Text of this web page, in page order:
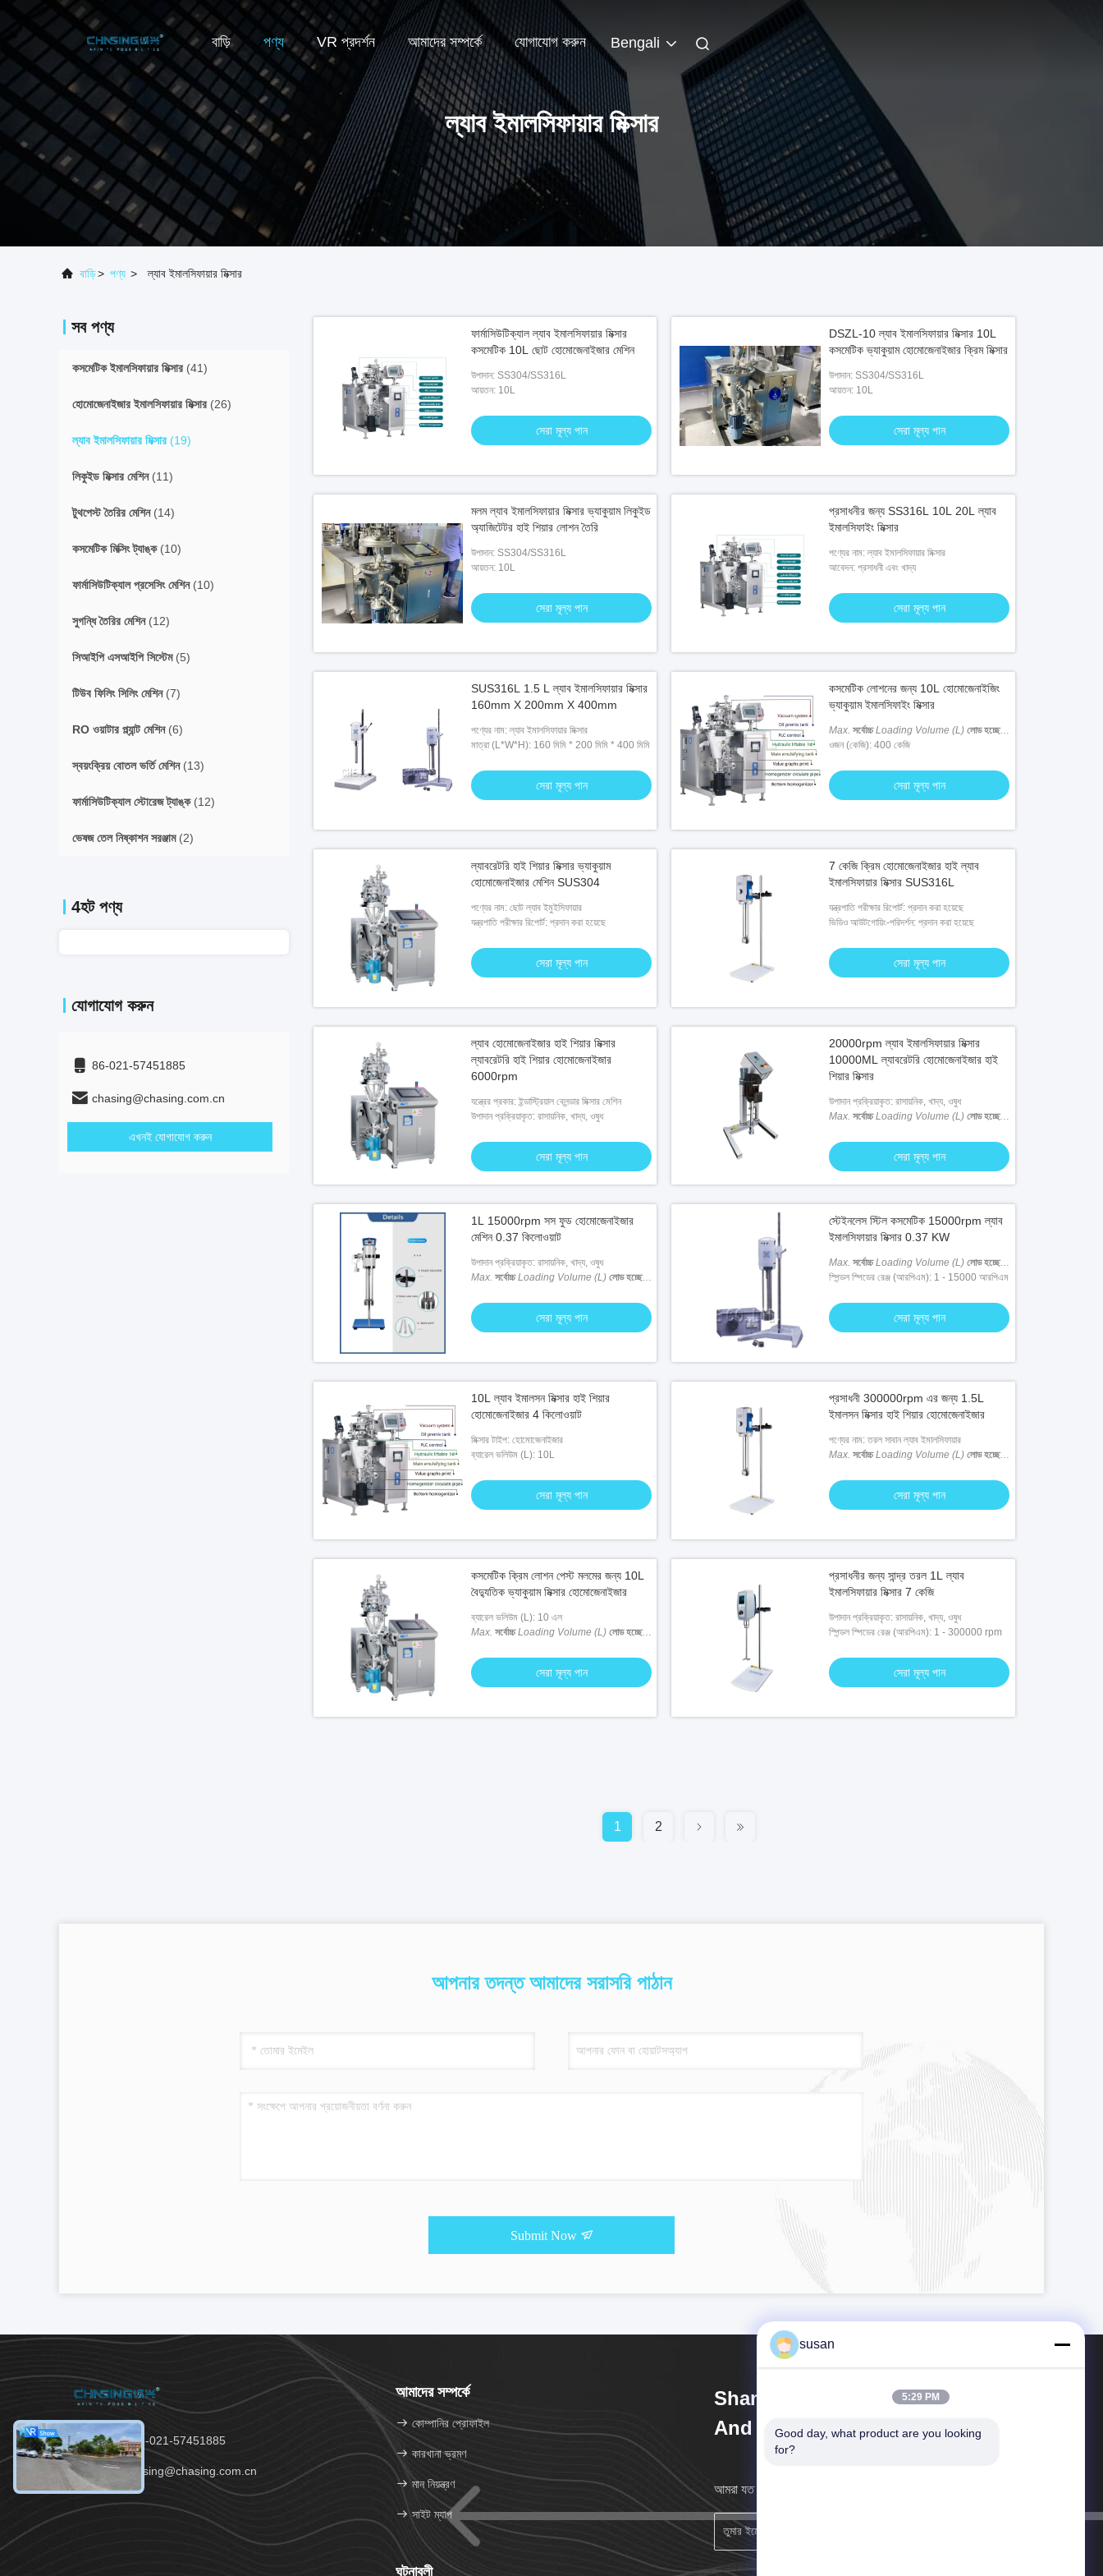
বাড়ি পণ্য VR প্রদর্শন আমাদের সম্পর্কে যোগাযোগ করুন Bengali
ল্যাব ইমালসিফায়ার মিক্সার
বাড়ি> পণ্য > ল্যাব ইমালসিফায়ার মিক্সার
সব পণ্য
কসমেটিক ইমালসিফায়ার মিক্সার (41)
হোমোজেনাইজার ইমালসিফায়ার মিক্সার (26)
ল্যাব ইমালসিফায়ার মিক্সার (19)
লিকুইড মিক্সার মেশিন(11)
টুথপেস্ট তৈরির মেশিন(14)
কসমেটিক মিক্সিং ট্যাঙ্ক(10)
ফার্মাসিউটিক্যাল প্রসেসিং মেশিন(10)
সুগন্ধি তৈরির মেশিন(12)
সিআইপি এসআইপি সিস্টেম(5)
টিউব ফিলিং সিলিং মেশিন(7)
RO ওয়াটার প্ল্যান্ট মেশিন(6)
স্বয়ংক্রিয় বোতল ভর্তি মেশিন(13)
ফার্মাসিউটিক্যাল স্টোরেজ ট্যাঙ্ক(12)
ভেষজ তেল নিষ্কাশন সরঞ্জাম(2)
4হট পণ্য
যোগাযোগ করুন
86-021-57451885
chasing@chasing.com.cn
এখনই যোগাযোগ করুন
ফার্মাসিউটিক্যাল ল্যাব ইমালসিফায়ার মিক্সার
কসমেটিক 10L ছোট হোমোজেনাইজার মেশিন
উপাদান: SS304/SS316L
আয়তন: 10L
সেরা মূল্য পান
DSZL-10 ল্যাব ইমালসিফায়ার মিক্সার 10L
কসমেটিক ভ্যাকুয়াম হোমোজেনাইজার ক্রিম মিক্সার
উপাদান: SS304/SS316L
আয়তন: 10L
সেরা মূল্য পান
মলম ল্যাব ইমালসিফায়ার মিক্সার ভ্যাকুয়াম লিকুইড
অ্যাজিটেটর হাই শিয়ার লোশন তৈরি
উপাদান: SS304/SS316L
আয়তন: 10L
সেরা মূল্য পান
প্রসাধনীর জন্য SS316L 10L 20L ল্যাব
ইমালসিফাইং মিক্সার
পণ্যের নাম: ল্যাব ইমালসিফায়ার মিক্সার
আবেদন: প্রসাধনী এবং খাদ্য
সেরা মূল্য পান
SUS316L 1.5 L ল্যাব ইমালসিফায়ার মিক্সার
160mm X 200mm X 400mm
পণ্যের নাম: ল্যাব ইমালসিফায়ার মিক্সার
মাত্রা (L*W*H): 160 মিমি * 200 মিমি * 400 মিমি
সেরা মূল্য পান
কসমেটিক লোশনের জন্য 10L হোমোজেনাইজিং
ভ্যাকুয়াম ইমালসিফাইং মিক্সার
Max. সর্বোচ্চ Loading Volume (L) লোড হচ্ছে
ভলিউম (L): 10 এল
ওজন (কেজি): 400 কেজি
সেরা মূল্য পান
ল্যাবরেটরি হাই শিয়ার মিক্সার ভ্যাকুয়াম
হোমোজেনাইজার মেশিন SUS304
পণ্যের নাম: ছোট ল্যাব ইমুইসিফায়ার
যন্ত্রপাতি পরীক্ষার রিপোর্ট: প্রদান করা হয়েছে
সেরা মূল্য পান
7 কেজি ক্রিম হোমোজেনাইজার হাই ল্যাব
ইমালসিফায়ার মিক্সার SUS316L
যন্ত্রপাতি পরীক্ষার রিপোর্ট: প্রদান করা হয়েছে
ভিডিও আউটগোয়িং-পরিদর্শন: প্রদান করা হয়েছে
সেরা মূল্য পান
ল্যাব হোমোজেনাইজার হাই শিয়ার মিক্সার
ল্যাবরেটরি হাই শিয়ার হোমোজেনাইজার
6000rpm
যন্ত্রের প্রকার: ইন্ডাস্ট্রিয়াল ব্লেন্ডার মিক্সার মেশিন
উপাদান প্রক্রিয়াকৃত: রাসায়নিক, খাদ্য, ওষুধ
সেরা মূল্য পান
20000rpm ল্যাব ইমালসিফায়ার মিক্সার
10000ML ল্যাবরেটরি হোমোজেনাইজার হাই
শিয়ার মিক্সার
উপাদান প্রক্রিয়াকৃত: রাসায়নিক, খাদ্য, ওষুধ
Max. সর্বোচ্চ Loading Volume (L) লোড হচ্ছে
সেরা মূল্য পান
1L 15000rpm সস ফুড হোমোজেনাইজার
মেশিন 0.37 কিলোওয়াট
উপাদান প্রক্রিয়াকৃত: রাসায়নিক, খাদ্য, ওষুধ
Max. সর্বোচ্চ Loading Volume (L) লোড হচ্ছে
সেরা মূল্য পান
স্টেইনলেস স্টিল কসমেটিক 15000rpm ল্যাব
ইমালসিফায়ার মিক্সার 0.37 KW
Max. সর্বোচ্চ Loading Volume (L) লোড হচ্ছে
ভলিউম (L): 1 এল
স্পিন্ডল স্পিডের রেঞ্জ (আরপিএম): 1 - 15000 আরপিএম
সেরা মূল্য পান
10L ল্যাব ইমালসন মিক্সার হাই শিয়ার
হোমোজেনাইজার 4 কিলোওয়াট
মিক্সার টাইপ: হোমোজেনাইজার
ব্যারেল ভলিউম (L): 10L
সেরা মূল্য পান
প্রসাধনী 300000rpm এর জন্য 1.5L
ইমালসন মিক্সার হাই শিয়ার হোমোজেনাইজার
পণ্যের নাম: তরল সাবান ল্যাব ইমালসিফায়ার
Max. সর্বোচ্চ Loading Volume (L) লোড হচ্ছে
সেরা মূল্য পান
কসমেটিক ক্রিম লোশন পেস্ট মলমের জন্য 10L
বৈদ্যুতিক ভ্যাকুয়াম মিক্সার হোমোজেনাইজার
ব্যারেল ভলিউম (L): 10 এল
Max. সর্বোচ্চ Loading Volume (L) লোড হচ্ছে
সেরা মূল্য পান
প্রসাধনীর জন্য সান্দ্র তরল 1L ল্যাব
ইমালসিফায়ার মিক্সার 7 কেজি
উপাদান প্রক্রিয়াকৃত: রাসায়নিক, খাদ্য, ওষুধ
স্পিন্ডল স্পিডের রেঞ্জ (আরপিএম): 1 - 300000 rpm
সেরা মূল্য পান
1 2
আপনার তদন্ত আমাদের সরাসরি পাঠান
Submit Now
টেলিফোন：86-021-57451885
ইমেইল：chasing@chasing.com.cn
আমাদের সম্পর্কে
কোম্পানির প্রোফাইল
কারখানা ভ্রমণ
মান নিয়ন্ত্রণ
সাইট ম্যাপ
ঘটনাবলী
Shanghai Cheng Xing Machinery
And Electronics Co., Ltd.
আমরা যত তাড়াতাড়ি সম্ভব আপনার কাছে ফিরে আসব।
susan
5:29 PM
Good day, what product are you looking
for?